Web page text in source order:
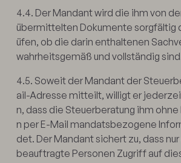
4.4. Der Mandant wird die ihm von
übermittelten Dokumente sorgfältig
üfen, ob die darin enthaltenen
wahrheitsgemäß und vollständig
4.5. Soweit der Mandant der
ail-Adresse mitteilt, willigt er
n, dass die Steuerberatung ihm ohne
n per E-Mail mandatsbezogene
det. Der Mandant sichert zu, dass
beauftragte Personen Zugriff auf